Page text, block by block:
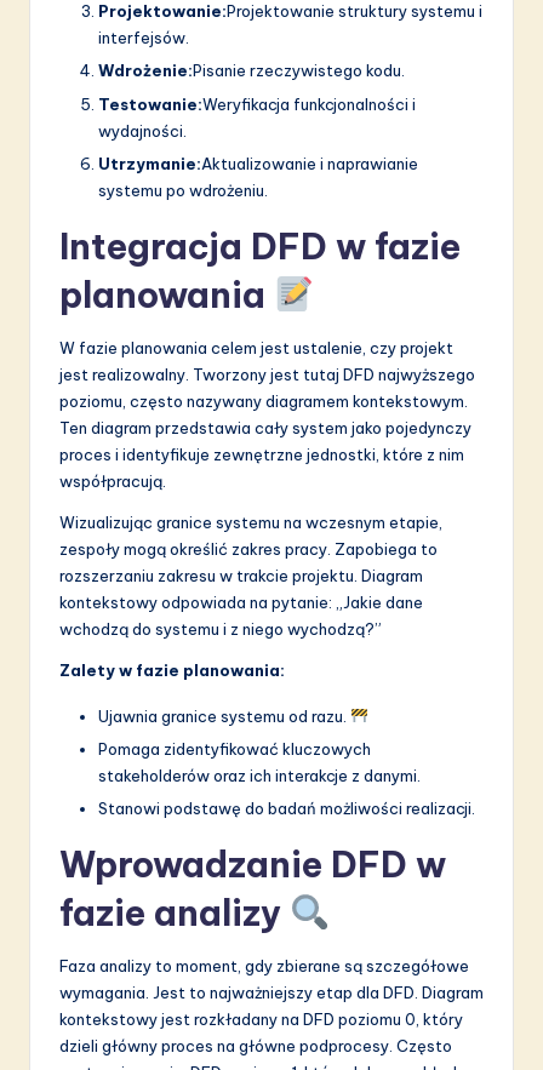
Projektowanie:Projektowanie struktury systemu i
interfejsów.
Wdrożenie:Pisanie rzeczywistego kodu.
Testowanie:Weryfikacja funkcjonalności i
wydajności.
Utrzymanie:Aktualizowanie i naprawianie
systemu po wdrożeniu.
Integracja DFD w fazie
planowania
W fazie planowania celem jest ustalenie, czy projekt
jest realizowalny. Tworzony jest tutaj DFD najwyższego
poziomu, często nazywany diagramem kontekstowym.
Ten diagram przedstawia cały system jako pojedynczy
proces i identyfikuje zewnętrzne jednostki, które z nim
współpracują.
Wizualizując granice systemu na wczesnym etapie,
zespoły mogą określić zakres pracy. Zapobiega to
rozszerzaniu zakresu w trakcie projektu. Diagram
kontekstowy odpowiada na pytanie: „Jakie dane
wchodzą do systemu i z niego wychodzą?”
Zalety w fazie planowania:
Ujawnia granice systemu od razu.
Pomaga zidentyfikować kluczowych
stakeholderów oraz ich interakcje z danymi.
Stanowi podstawę do badań możliwości realizacji.
Wprowadzanie DFD w
fazie analizy
Faza analizy to moment, gdy zbierane są szczegółowe
wymagania. Jest to najważniejszy etap dla DFD. Diagram
kontekstowy jest rozkładany na DFD poziomu 0, który
dzieli główny proces na główne podprocesy. Często